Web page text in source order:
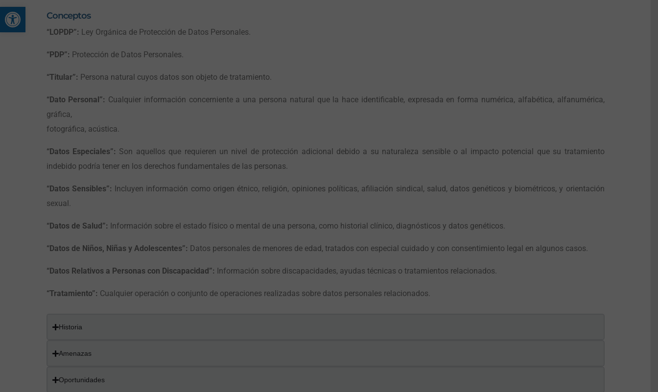
Abrir barra de herramientas
Conceptos
“LOPDP”: Ley Orgánica de Protección de Datos Personales.
“PDP”: Protección de Datos Personales.
“Titular”: Persona natural cuyos datos son objeto de tratamiento.
“Dato Personal”: Cualquier información concerniente a una persona natural que la hace identificable, expresada en forma numérica, alfabética, alfanumérica,
gráfica,
fotográfica, acústica.
“Datos Especiales”: Son aquellos que requieren un nivel de protección adicional debido a su naturaleza sensible o al impacto potencial que su tratamiento
indebido podría tener en los derechos fundamentales de las personas.
“Datos Sensibles”: Incluyen información como origen étnico, religión, opiniones políticas, afiliación sindical, salud, datos genéticos y biométricos, y orientación
sexual.
“Datos de Salud”: Información sobre el estado físico o mental de una persona, como historial clínico, diagnósticos y datos genéticos.
“Datos de Niños, Niñas y Adolescentes”: Datos personales de menores de edad, tratados con especial cuidado y con consentimiento legal en algunos casos.
“Datos Relativos a Personas con Discapacidad”: Información sobre discapacidades, ayudas técnicas o tratamientos relacionados.
“Tratamiento”: Cualquier operación o conjunto de operaciones realizadas sobre datos personales relacionados.
Historia
Amenazas
Oportunidades